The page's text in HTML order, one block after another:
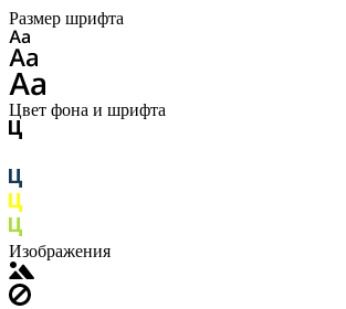
Размер шрифта
Цвет фона и шрифта
Изображения